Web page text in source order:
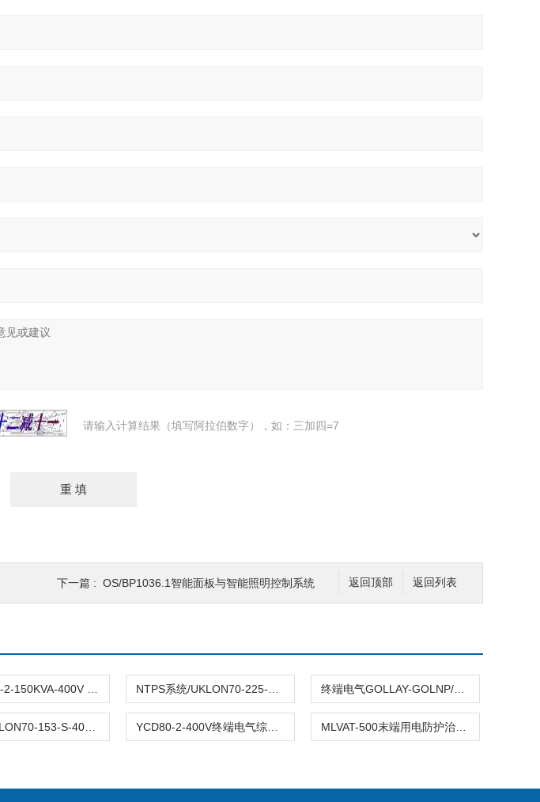
请输入计算结果（填写阿拉伯数字），如：三加四=7
返回列表
返回顶部
下一篇 : OS/BP1036.1智能面板与智能照明控制系统